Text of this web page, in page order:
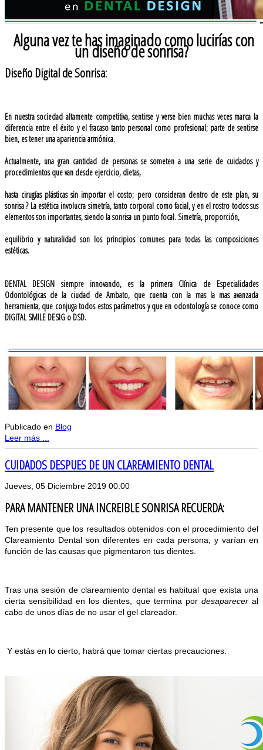
Alguna vez te has imaginado como lucirías con
un diseño de sonrisa?
Diseño Digital de Sonrisa:
En nuestra sociedad altamente competitiva, sentirse y verse bien muchas veces marca la
diferencia entre el éxito y el fracaso tanto personal como profesional; parte de sentirse
bien, es tener una apariencia armónica.
Actualmente, una gran cantidad de personas se someten a una serie de cuidados y
procedimientos que van desde ejercicio, dietas,
hasta cirugías plásticas sin importar el costo; pero consideran dentro de este plan, su
sonrisa ? La estética involucra simetría, tanto corporal como facial, y en el rostro todos sus
elementos son importantes, siendo la sonrisa un punto focal. Simetría, proporción,
equilibrio y naturalidad son los principios comunes para todas las composiciones
estéticas.
DENTAL DESIGN siempre innovando, es la primera Clínica de Especialidades
Odontológicas de la ciudad de Ambato, que cuenta con la mas la mas avanzada
herramienta, que conjuga todos estos parámetros y que en odontología se conoce como
DIGITAL SMILE DESIG o DSD.
Publicado en Blog
Leer más ...
CUIDADOS DESPUES DE UN CLAREAMIENTO DENTAL
Jueves, 05 Diciembre 2019 00:00
PARA MANTENER UNA INCREIBLE SONRISA RECUERDA:
Ten presente que los resultados obtenidos con el procedimiento del
Clareamiento Dental son diferentes en cada persona, y varían en
función de las causas que pigmentaron tus dientes.
Tras una sesión de clareamiento dental es habitual que exista una
cierta sensibilidad en los dientes, que termina por desapareceral
cabo de unos días de no usar el gel clareador.
Y estás en lo cierto, habrá que tomar ciertas precauciones.